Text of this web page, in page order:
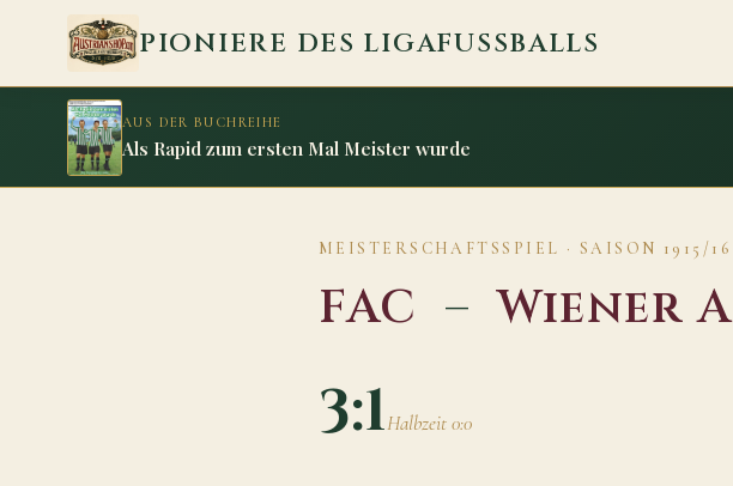
Zum Inhalt springen
PIONIERE DES LIGAFUSSBALLS
AUS DER BUCHREIHE
Als Rapid zum ersten Mal Meister wurde
MEISTERSCHAFTSSPIEL · SAISON 1915/16
FAC –Wiener
3:1Halbzeit 0:0